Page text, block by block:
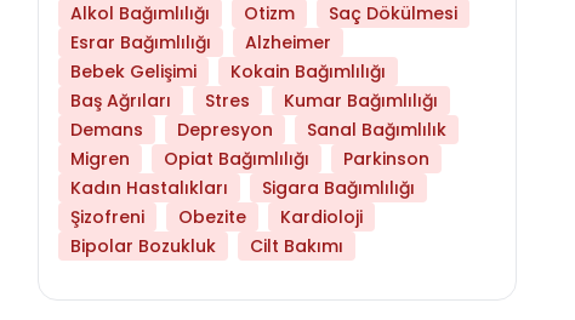
Alkol Bağımlılığı
Otizm
Saç Dökülmesi
Esrar Bağımlılığı
Alzheimer
Bebek Gelişimi
Kokain Bağımlılığı
Baş Ağrıları
Stres
Kumar Bağımlılığı
Demans
Depresyon
Sanal Bağımlılık
Migren
Opiat Bağımlılığı
Parkinson
Kadın Hastalıkları
Sigara Bağımlılığı
Şizofreni
Obezite
Kardioloji
Bipolar Bozukluk
Cilt Bakımı